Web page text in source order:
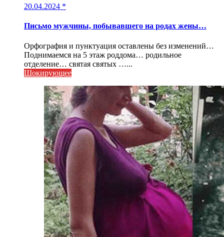
20.04.2024 *
Письмо мужчины, побывавшего на родах жены…
Орфография и пунктуация оставлены без изменений…
Поднимаемся на 5 этаж роддома… родильное
отделение… святая святых …...
Шокирующее